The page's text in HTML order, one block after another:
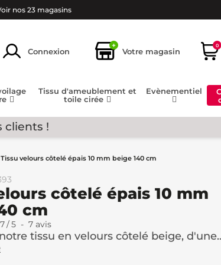
nos 23 magasins
Connexion
+
Votre magasin
0
Tissu d'ameublement et
toile cirée
Evènementiel
clients !
Tissu velours côtelé épais 10 mm beige 140 cm
côtelé épais 10 mm
cm
/5 - 7 avis
tissu en velours côtelé beige,